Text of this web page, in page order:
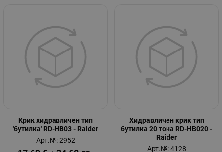
Крик хидравличен тип
'бутилка' RD-HB03 - Raider
Арт.№: 2952
Хидравличен крик тип
бутилка 20 тона RD-HB020 -
Raider
Арт.№: 4128